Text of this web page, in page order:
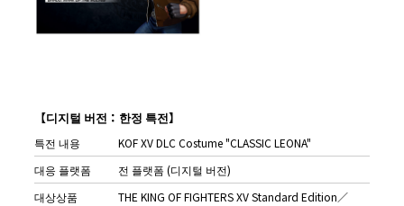
【디지털 버전：한정 특전】
특전 내용
KOF XV DLC Costume "CLASSIC LEONA"
대응 플랫폼
전 플랫폼 (디지털 버전)
대상상품
THE KING OF FIGHTERS XV Standard Edition／